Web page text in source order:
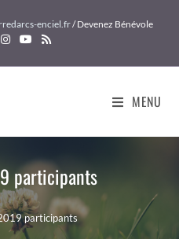
enciel.fr/ Devenez Bénévole
MENU
participants
participants